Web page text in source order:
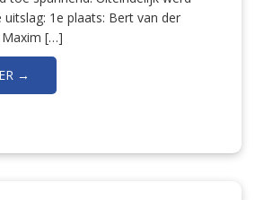
1e plaats: Bert van der
Maxim […]
→